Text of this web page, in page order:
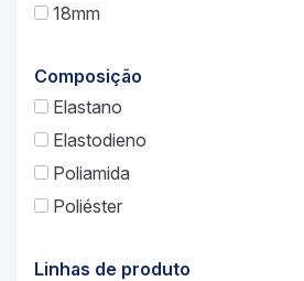
18mm
Composição
Elastano
Elastodieno
Poliamida
Poliéster
Linhas de produto